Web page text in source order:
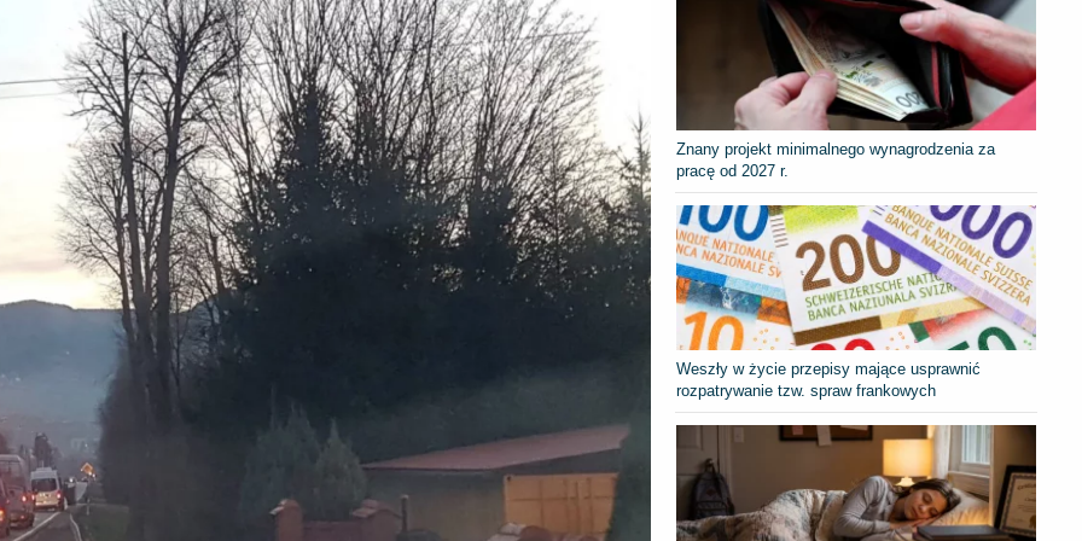
Znany projekt minimalnego wynagrodzenia za
pracę od 2027 r.
Weszły w życie przepisy mające usprawnić
rozpatrywanie tzw. spraw frankowych